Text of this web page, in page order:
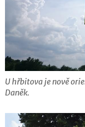
U hřbitova je nově
Daněk.